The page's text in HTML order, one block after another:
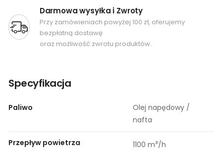
Darmowa wysyłka i Zwroty
Przy zamówieniach powyżej 100 zł, oferujemy
bezpłatną dostawę
oraz możliwość zwrotu produktów.
Specyfikacja
Paliwo
Olej napędowy /
nafta
Przepływ powietrza 1100 m³/h